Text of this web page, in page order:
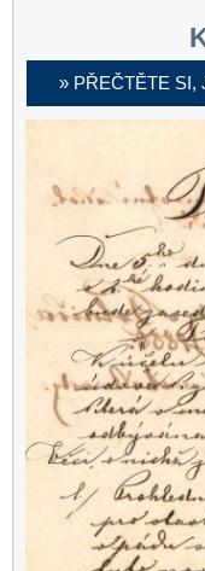
» PŘEČTĚTE SI,